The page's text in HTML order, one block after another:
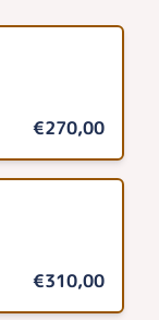
€270,00
€310,00